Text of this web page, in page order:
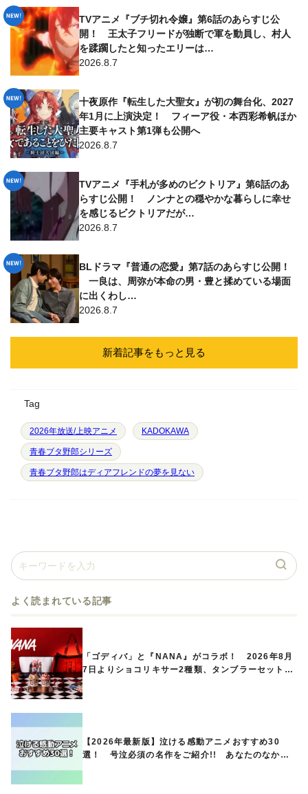
TVアニメ『ブチ切れ令嬢』第6話のあらすじ公
開！ 王太子フリードが独断で軍を動員し、村人
を蹂躙したと知ったエリーは…
2026.8.7
十夜原作『転生した大聖女』が初の舞台化、2027
年1月に上演決定！ フィーア役・本西彩希帆ほか
主要キャスト第1弾も公開へ
2026.8.7
TVアニメ『手札が多めのビクトリア』第6話のあ
らすじ公開！ ノンナとの穏やかな暮らしに幸せ
を感じるビクトリアだが…
2026.8.7
BLドラマ『普通の恋愛』第7話のあらすじ公開！
一良は、周弥が本命の男・豊と揉めている場面
に出くわし…
2026.8.7
新着記事をもっと見る
Tag
2026年放送/上映アニメ KADOKAWA
青春ブタ野郎シリーズ
青春ブタ野郎はディアフレンドの夢を見ない
よく読まれている記事
「ゴディバ」と『NANA』がコラボ！ 2026年8月
7日よりショコリキサー2種類、タンブラーセットな
【2026年最新版】泣ける感動アニメおすすめ30
選！ 号泣必須の名作をご紹介!! あなたのなかの